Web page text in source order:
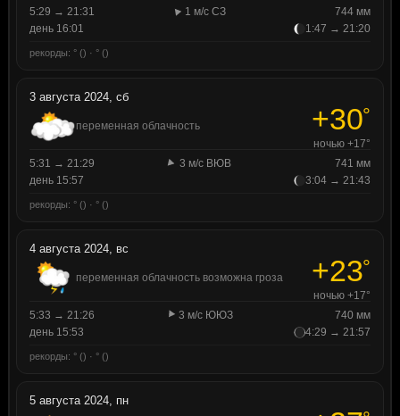
5:29 → 21:31
1 м/с СЗ
744 мм
день 16:01
1:47 → 21:20
рекорды: ° () · ° ()
3 августа 2024, сб
переменная облачность +30°
ночью +17°
5:31 → 21:29
3 м/с ВЮВ
741 мм
день 15:57
3:04 → 21:43
рекорды: ° () · ° ()
4 августа 2024, вс
переменная облачность возможна гроза +23°
ночью +17°
5:33 → 21:26
3 м/с ЮЮЗ
740 мм
день 15:53
4:29 → 21:57
рекорды: ° () · ° ()
5 августа 2024, пн